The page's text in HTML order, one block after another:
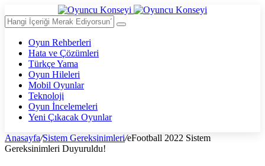
Oyun Rehberleri
Hata ve Çözümleri
Türkçe Yama
Oyun Hileleri
Mobil Oyunlar
Teknoloji
Oyun İncelemeleri
Yeni Çıkacak Oyunlar
Anasayfa/Sistem Gereksinimleri/eFootball 2022 Sistem
Gereksinimleri Duyuruldu!